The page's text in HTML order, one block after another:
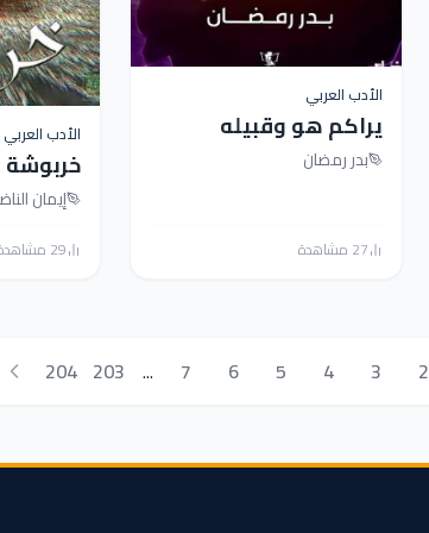
الأدب العربي
يراكم هو وقبيله
بدر رمضان
27 مشاهدة
الأدب العربي
خربوشة
إيمان
29 مشاهدة
2
3
4
5
6
7
...
203
204